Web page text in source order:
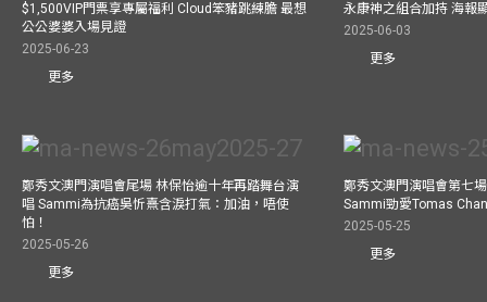
$1,500VIP門票享專屬福利 Cloud笨豬跳練膽 最想
公公婆婆入場見證
2025-06-23
更多
永康神之組合加持 海報
2025-06-03
更多
鄭秀文澳門演唱會尾場 林保怡逾十年再踏舞台演
唱 Sammi為抗癌吳忻熹含淚打氣：加油，唔使
怕！
2025-05-26
更多
鄭秀文澳門演唱會第七
Sammi勁愛Tomas
2025-05-25
更多